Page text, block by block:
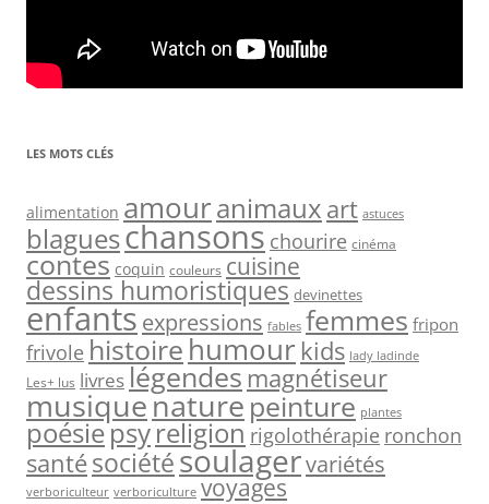
LES MOTS CLÉS
alimentation amouranimaux art astuces
blagueschansons chourire cinéma
contes coquin couleurs cuisine
dessins humoristiques devinettes
enfantsexpressions fables femmes fripon
frivole histoirehumour kids lady ladinde
Les+ lus livreslégendes magnétiseur
musiquenature peinture plantes
poésiepsyreligion rigolothérapie ronchon
santésociétésoulagervariétés
verboriculteur verboriculture voyages